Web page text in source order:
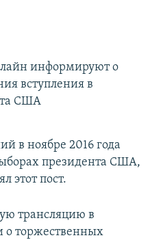
информируют о
вступления в
США
в ноябре 2016 года
президента США,
этот пост.
трансляцию в
о торжественных